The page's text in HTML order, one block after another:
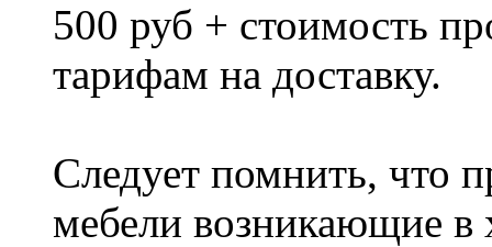
500 руб + стоимость
тарифам на доставку.
Следует помнить, что
мебели возникающие в